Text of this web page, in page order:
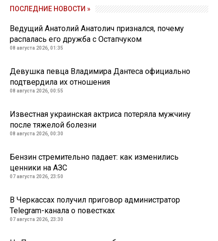
ПОСЛЕДНИЕ НОВОСТИ »
Ведущий Анатолий Анатолич признался, почему
распалась его дружба с Остапчуком
08 августа 2026, 01:35
Девушка певца Владимира Дантеса официально
подтвердила их отношения
08 августа 2026, 00:55
Известная украинская актриса потеряла мужчину
после тяжелой болезни
08 августа 2026, 00:30
Бензин стремительно падает: как изменились
ценники на АЗС
07 августа 2026, 23:50
В Черкассах получил приговор администратор
Telegram-канала о повестках
07 августа 2026, 23:30